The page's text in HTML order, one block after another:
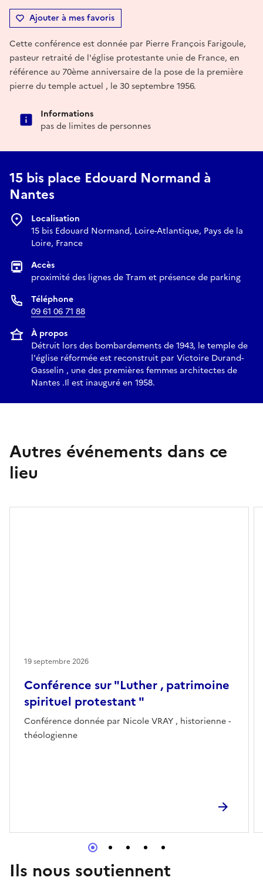
Ajouter à mes favoris
Cette conférence est donnée par Pierre François Farigoule,
pasteur retraité de l'église protestante unie de France, en
référence au 70ème anniversaire de la pose de la première
pierre du temple actuel , le 30 septembre 1956.
Informations
pas de limites de personnes
15 bis place Edouard Normand à
Nantes
Localisation
15 bis Edouard Normand, Loire-Atlantique, Pays de la
Loire, France
Accès
proximité des lignes de Tram et présence de parking
Téléphone
09 61 06 71 88
À propos
Détruit lors des bombardements de 1943, le temple de
l'église réformée est reconstruit par Victoire Durand-
Gasselin , une des premières femmes architectes de
Nantes .Il est inauguré en 1958.
Autres événements dans ce
lieu
Conférence sur "Luther , patrimoine
spirituel protestant "
Conférence donnée par Nicole VRAY , historienne -
théologienne
19 septembre 2026
Ils nous soutiennent